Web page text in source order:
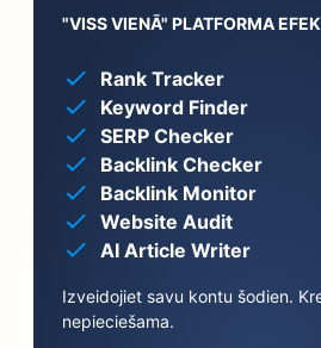
"VISS VIENĀ" PLATFORMA
Rank Tracker
Keyword Finder
SERP Checker
Backlink Checker
Backlink Monitor
Website Audit
AI Article Writer
Izveidojiet savu kontu šodien.
nepieciešama.